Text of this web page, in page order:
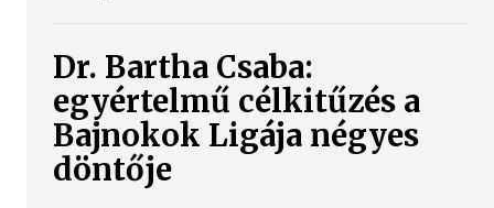
Dr. Bartha Csaba:
egyértelmű célkitűzés a
Bajnokok Ligája négyes
döntője